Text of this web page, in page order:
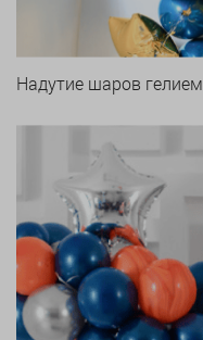
Надутие шаров гелием